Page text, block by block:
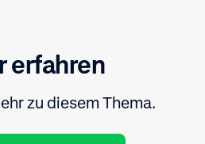
erfahren
zu diesem Thema.